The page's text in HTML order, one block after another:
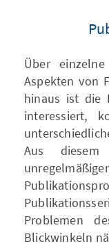
Über
Aspekten von
hinaus ist die
interessiert,
Aus
Problemen
Blickwinkeln